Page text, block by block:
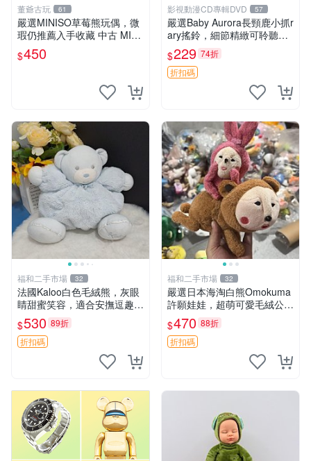
董爺古玩 61
嚴選MINISO草莓熊玩偶，微
瑕仍推薦入手收藏 中古 MINI
SO 草莓熊 玩具 收藏
$450
影視動漫CD專輯DVD 57
嚴選Baby Aurora長頸鹿小抓r
ary搖鈴，細節精緻可聆聽清
脆鈴音 軟萌可愛 定制紀念 金
屬搖鈴 新手媽咪推薦 長頸鹿
抓rary 搖鈴
$229 74折
折扣碼
福和二手市場 32
法國Kaloo白色毛絨熊，灰眼
睛甜蜜笑容，適合安撫逗趣可
愛，柔軟面料手感佳。14 白
色安撫熊 毛絨玩具 寶寶逗樂
具
$530 89折
折扣碼
福和二手市場 32
嚴選日本海淘白熊Omokuma
許願娃娃，超萌可愛毛絨公仔
推薦收藏 白熊 Omokuma 毛
絨玩具 偽裝娃娃 玩具擺飾
$470 88折
折扣碼